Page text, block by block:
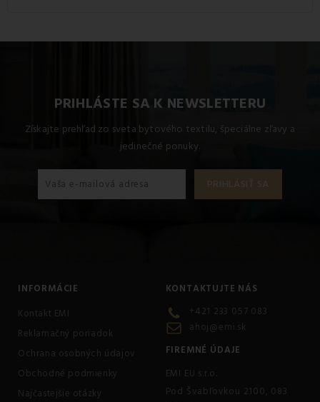
PRIHLÁSTE SA K NEWSLETTERU
Získajte prehľad zo sveta bytového textilu, špeciálne zľavy a
jedinečné ponuky.
INFORMÁCIE
Kontakt EMI
Reklamačný poriadok
Ochrana osobných údajov
Obchodné podmienky
Najčastejšie otázky
KONTAKTUJTE NÁS
+421 233 057 083
ahoj@emi.sk
FIREMNÉ ÚDAJE
EMI EU s.r.o.
Pod Švabľovkou 2100, 083